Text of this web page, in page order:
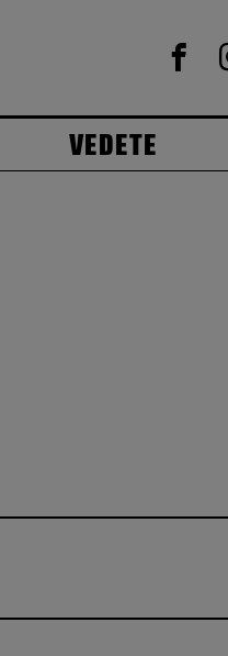
VEDETE